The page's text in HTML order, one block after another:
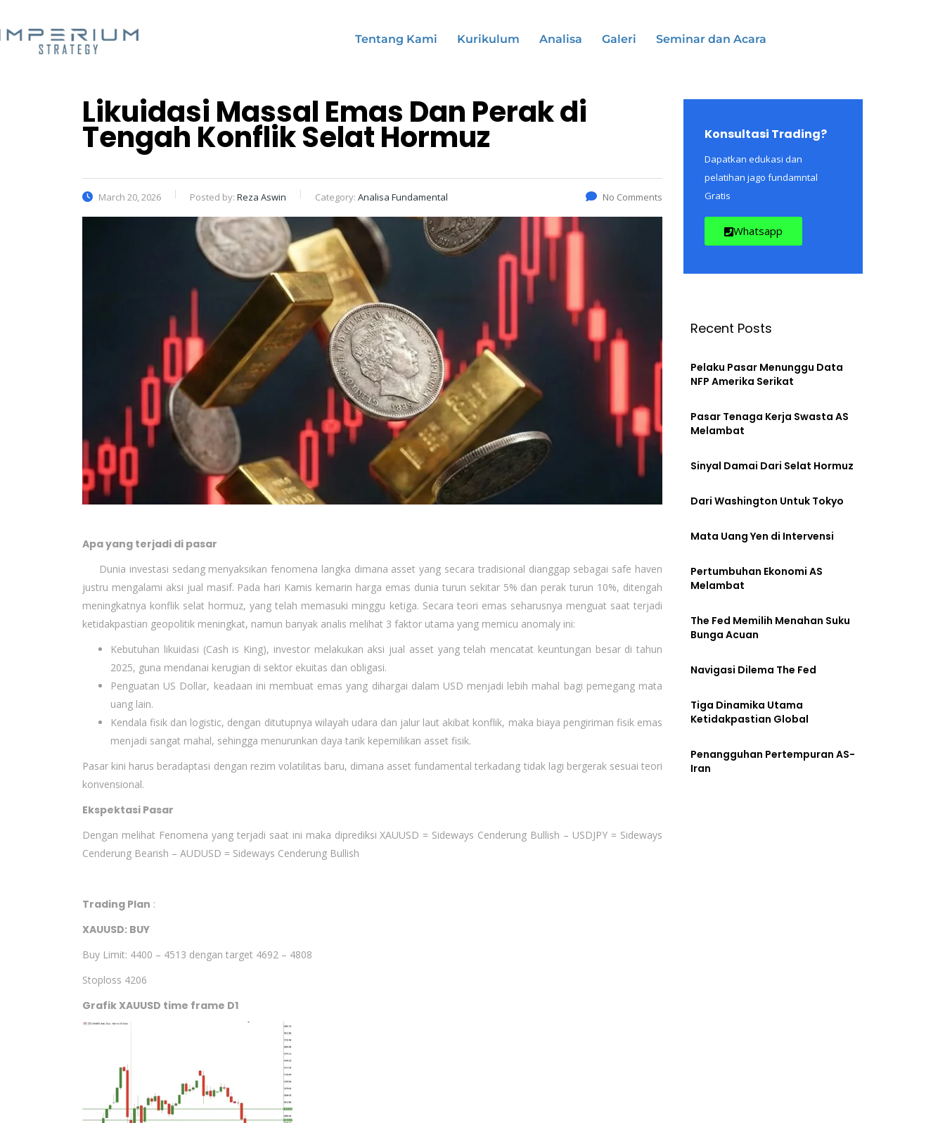
Tentang Kami Kurikulum Analisa Galeri Seminar dan Acara
Likuidasi Massal Emas Dan Perak di
Tengah Konflik Selat Hormuz
March 20, 2026 Posted by: Reza Aswin Category: Analisa Fundamental No Comments
Apa yang terjadi di pasar
Dunia investasi sedang menyaksikan fenomena langka dimana asset yang secara tradisional dianggap sebagai safe haven
justru mengalami aksi jual masif. Pada hari Kamis kemarin harga emas dunia turun sekitar 5% dan perak turun 10%, ditengah
meningkatnya konflik selat hormuz, yang telah memasuki minggu ketiga. Secara teori emas seharusnya menguat saat terjadi
ketidakpastian geopolitik meningkat, namun banyak analis melihat 3 faktor utama yang memicu anomaly ini:
Kebutuhan likuidasi (Cash is King), investor melakukan aksi jual asset yang telah mencatat keuntungan besar di tahun
2025, guna mendanai kerugian di sektor ekuitas dan obligasi.
Penguatan US Dollar, keadaan ini membuat emas yang dihargai dalam USD menjadi lebih mahal bagi pemegang mata
uang lain.
Kendala fisik dan logistic, dengan ditutupnya wilayah udara dan jalur laut akibat konflik, maka biaya pengiriman fisik emas
menjadi sangat mahal, sehingga menurunkan daya tarik kepemilikan asset fisik.
Pasar kini harus beradaptasi dengan rezim volatilitas baru, dimana asset fundamental terkadang tidak lagi bergerak sesuai teori
konvensional.
Ekspektasi Pasar
Dengan melihat Fenomena yang terjadi saat ini maka diprediksi XAUUSD = Sideways Cenderung Bullish – USDJPY = Sideways
Cenderung Bearish – AUDUSD = Sideways Cenderung Bullish
Trading Plan :
XAUUSD: BUY
Buy Limit: 4400 – 4513 dengan target 4692 – 4808
Stoploss 4206
Grafik XAUUSD time frame D1
Konsultasi Trading?
Dapatkan edukasi dan
pelatihan jago fundamntal
Gratis
Whatsapp
Recent Posts
Pelaku Pasar Menunggu Data
NFP Amerika Serikat
Pasar Tenaga Kerja Swasta AS
Melambat
Sinyal Damai Dari Selat Hormuz
Dari Washington Untuk Tokyo
Mata Uang Yen di Intervensi
Pertumbuhan Ekonomi AS
Melambat
The Fed Memilih Menahan Suku
Bunga Acuan
Navigasi Dilema The Fed
Tiga Dinamika Utama
Ketidakpastian Global
Penangguhan Pertempuran AS-
Iran